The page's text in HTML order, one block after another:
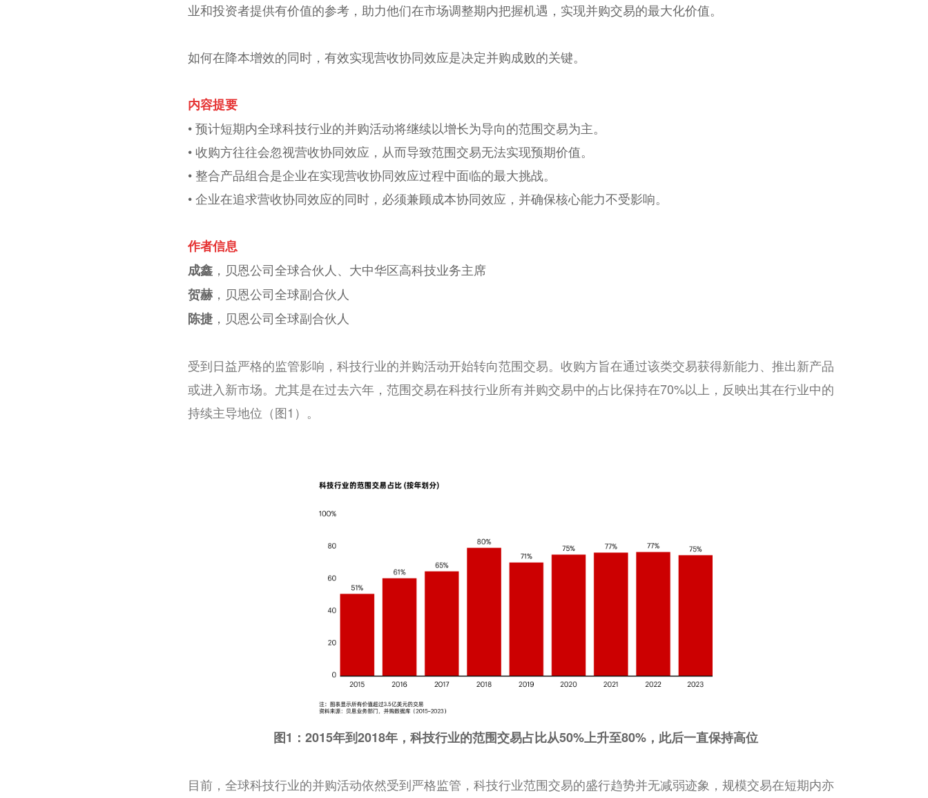
业和投资者提供有价值的参考，助力他们在市场调整期内把握机遇，实现并购交易的最大化价值。
如何在降本增效的同时，有效实现营收协同效应是决定并购成败的关键。
内容提要
•预计短期内全球科技行业的并购活动将继续以增长为导向的范围交易为主。
•收购方往往会忽视营收协同效应，从而导致范围交易无法实现预期价值。
•整合产品组合是企业在实现营收协同效应过程中面临的最大挑战。
•企业在追求营收协同效应的同时，必须兼顾成本协同效应，并确保核心能力不受影响。
作者信息
成鑫 ，贝恩公司全球合伙人、大中华区高科技业务主席
贺赫 ，贝恩公司全球副合伙人
陈捷 ，贝恩公司全球副合伙人
受到日益严格的监管影响，科技行业的并购活动开始转向范围交易。收购方旨在通过该类交易获得新能力、推出新产品
或进入新市场。尤其是在过去六年，范围交易在科技行业所有并购交易中的占比保持在70%以上，反映出其在行业中的
持续主导地位（图1）。
图1： 2015年到2018年，科技行业的范围交易占比从50%上升至80%，此后一直保持高位
目前，全球科技行业的并购活动依然受到严格监管，科技行业范围交易的盛行趋势并无减弱迹象，规模交易在短期内亦